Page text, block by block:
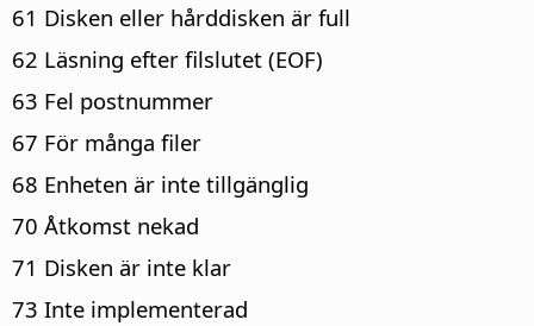
61 Disken eller hårddisken är full
62 Läsning efter filslutet (EOF)
63 Fel postnummer
67 För många filer
68 Enheten är inte tillgänglig
70 Åtkomst nekad
71 Disken är inte klar
73 Inte implementerad